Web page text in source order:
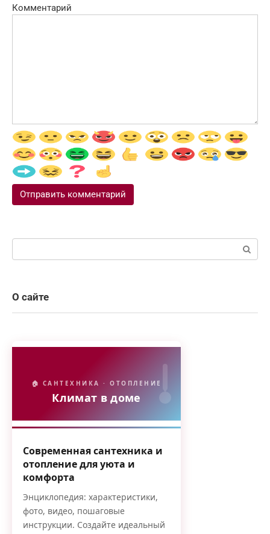
Комментарий
О сайте
🏠 САНТЕХНИКА · ОТОПЛЕНИЕ
Климат в доме
Современная сантехника и
отопление для уюта и
комфорта
Энциклопедия: характеристики,
фото, видео, пошаговые
инструкции. Создайте идеальный